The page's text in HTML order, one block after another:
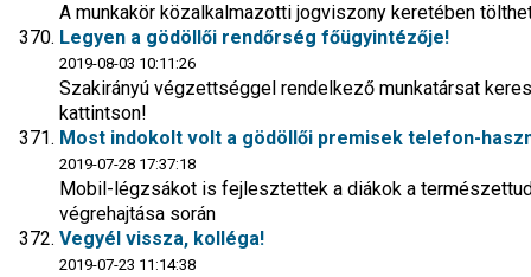
A munkakör közalkalmazotti jogviszony keretében
Legyen a gödöllői rendőrség főügyintézője!
2019-08-03 10:11:26
Szakirányú végzettséggel rendelkező munkatársat
kattintson!
Most indokolt volt a gödöllői premisek telefon-
2019-07-28 17:37:18
Mobil-légzsákot is fejlesztettek a diákok a
végrehajtása során
Vegyél vissza, kolléga!
2019-07-23 11:14:38